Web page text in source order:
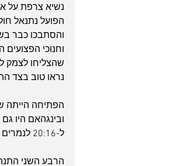
נשיא צרפת על
והסתבכו כבר
נראו טוב בצד
ובינגהאם היו
ל-20:16 לנמרים אך ריצת 8:0 צרפתית קבעה פיגור 24:20 חולוני בסוף הרבע.